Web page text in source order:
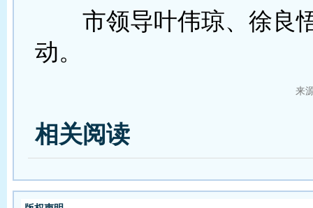
市领导叶伟琼、徐良
动。
来
相关阅读